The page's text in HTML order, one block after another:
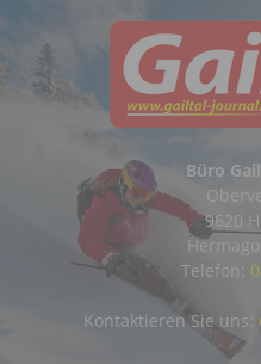
Büro
9620
Telefon:
Kontaktieren Sie uns: